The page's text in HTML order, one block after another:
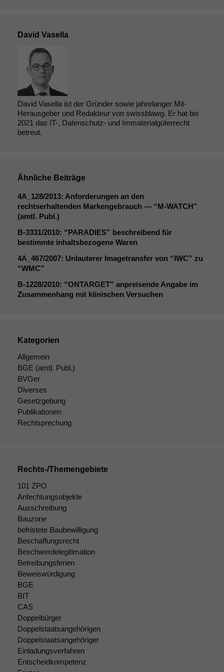
David Vasella
David Vasella ist der Gründer sowie jahrelanger Mit-
Herausgeber und Redakteur von swissblawg. Er hat bis
2021 das IT-, Datenschutz- und Immaterialgüterrecht
betreut.
Ähnliche Beiträge
4A_128/2013: Anforderungen an den
rechtserhaltenden Markengebrauch — “M‑WATCH”
(amtl. Publ.)
B‑3331/2010: “PARADIES” beschreibend für
bestimmte inhaltsbezogene Waren
4A_467/2007: Unlauterer Imagetransfer von “IWC” zu
“WMC”
B‑1228/2010: “ONTARGET” anpreisende Angabe im
Zusammenhang mit klinischen Versuchen
Kategorien
Allgemein
BGE (amtl. Publ.)
BVGer
Diverses
Gesetzgebung
Publikationen
Rechtsprechung
Rechts-/Themengebiete
101 ZPO
Anfechtungsobjekte
Ausschreibung
Bauzone
befristete Baubewilligung
Beschaffungsrecht
Beschwerdelegitimation
Betreibungsferien
Beweiswürdigung
BGE
BIT
CAS
Doppelbürger
Doppelstaatsangehörigen
Doppelstaatsangehöriger
Einladungsverfahren
Entscheidkompetenz